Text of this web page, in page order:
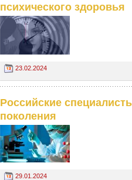
психического здоровья
23.02.2024
Российские
поколения
29.01.2024